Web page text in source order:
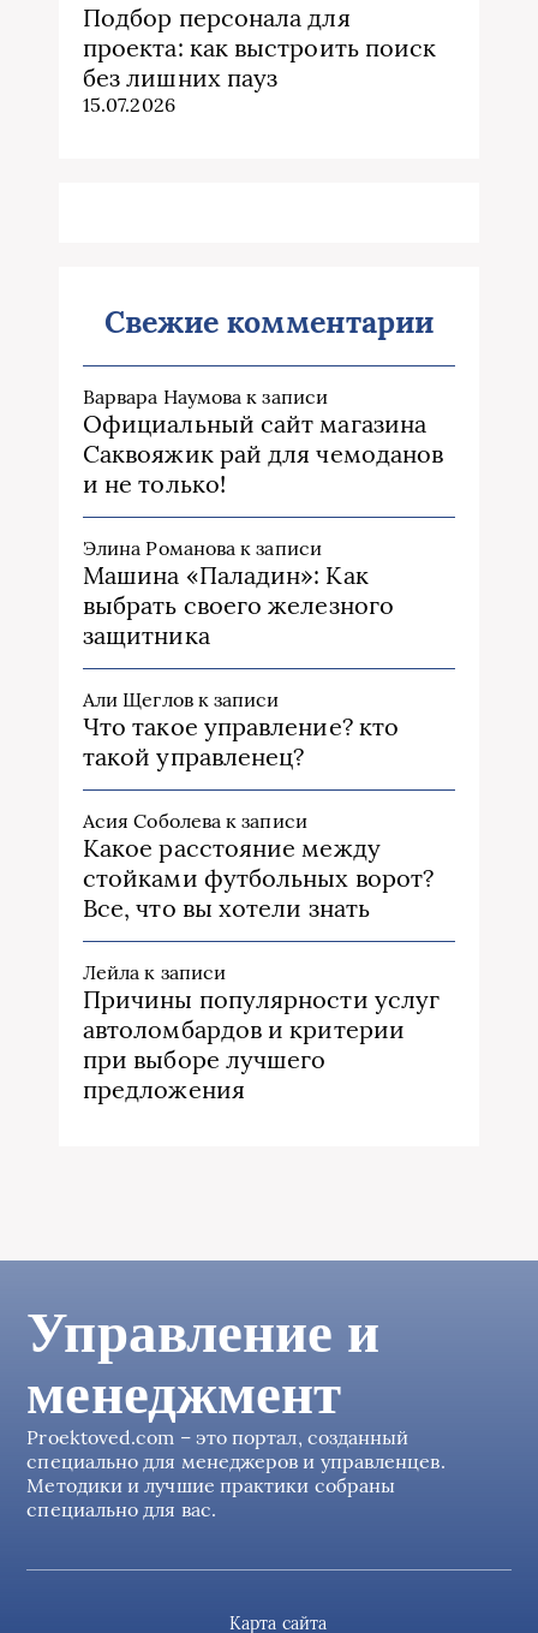
Подбор персонала для
проекта: как выстроить поиск
без лишних пауз
15.07.2026
Свежие комментарии
Варвара Наумова к записи
Официальный сайт магазина
Саквояжик рай для чемоданов
и не только!
Элина Романова к записи
Машина «Паладин»: Как
выбрать своего железного
защитника
Али Щегловк записи
Что такое управление? кто
такой управленец?
Асия Соболева к записи
Какое расстояние между
стойками футбольных ворот?
Все, что вы хотели знать
Лейла к записи
Причины популярности услуг
автоломбардов и критерии
при выборе лучшего
предложения
Управление и
менеджмент
Proektoved.com – это портал, созданный
специально для менеджеров и управленцев.
Методики и лучшие практики собраны
специально для вас.
Карта сайта